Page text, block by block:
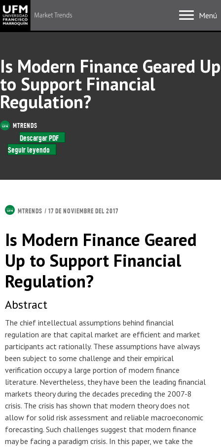
Menú
Is Modern Finance Geared Up
to Support Financial
Regulation?
MTRENDS
Descargar PDF
Seguir leyendo
MTRENDS / 17 DE NOVIEMBRE DEL 2017
Is Modern Finance Geared
Up to Support Financial
Regulation?
Abstract
The chief intellectual assumptions behind financial
regulation are that capital market are efficient and market
participants act rationally. These assumptions have always
been subject to some challenge and their empirical
verification occupy a large portion of modern finance
literature. Nevertheless, they have been the leading financial
markets theory during the decades preceding the 2007-8
crisis. The crisis has shown that modern theory does not
allow for solid risk assessment and reliable macroeconomic
forecasting. Such challenges suggest that modern finance
may be facing a paradigm crisis. In this paper, we take the